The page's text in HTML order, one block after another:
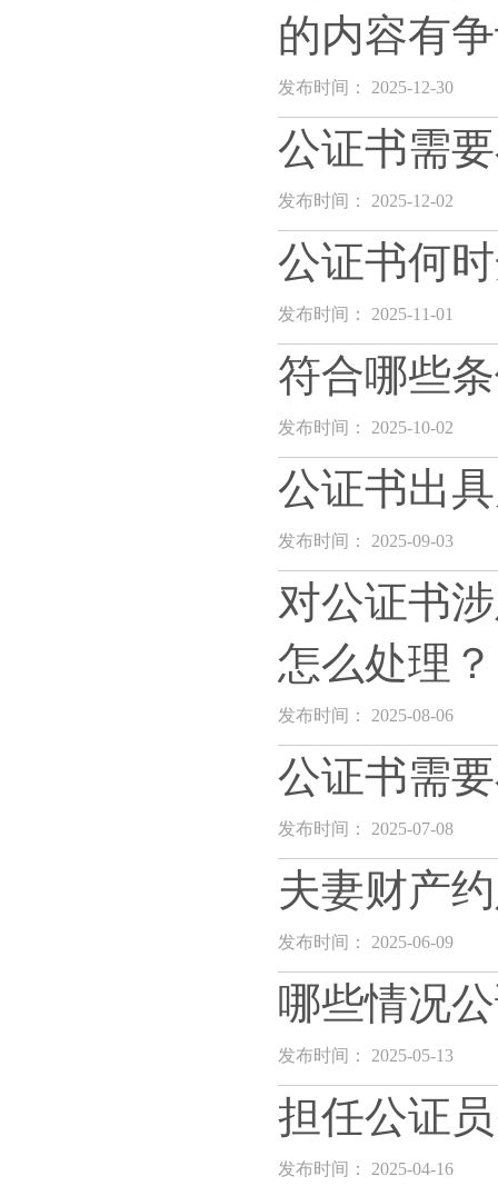
的内容有
发布时间： 2025-12-30
公证书需
发布时间： 2025-12-02
公证书何
发布时间： 2025-11-01
符合哪些
发布时间： 2025-10-02
公证书出
发布时间： 2025-09-03
对公证书
怎么处理？
发布时间： 2025-08-06
公证书需
发布时间： 2025-07-08
夫妻财产
发布时间： 2025-06-09
哪些情况
发布时间： 2025-05-13
担任公证
发布时间： 2025-04-16